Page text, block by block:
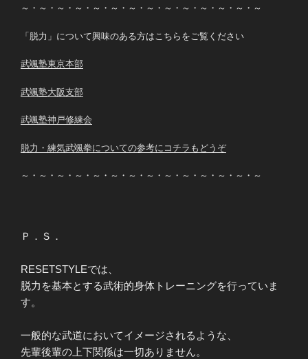
～・～・～・～・～・～・～・～・～・～・～・～・～・～
「脱力」について興味のある方はこちらをご覧ください
武颯塾東京本部
武颯塾大阪支部
武颯塾神戸修練会
脱力・練気武颯拳についての参考にコチラもどうぞ
～・～・～・～・～・～・～・～・～・～・～・～・～・～
Ｐ．Ｓ．
RESETSTYLEでは、
脱力を基本とする武術的身体トレーニングを行っていま
す。
一般的な武道においてイメージされるような、
先輩後輩の上下関係は一切ありません。